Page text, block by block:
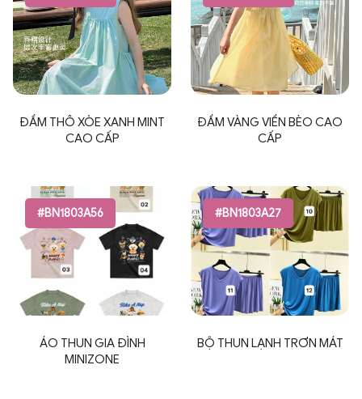
ĐẦM THÔ XÒE XANH MINT
CAO CẤP
ĐẦM VÀNG VIỀN BÈO CAO
CẤP
#BN1803A56
ÁO THUN GIA ĐÌNH
MINIZONE
#BN1803A27
BỘ THUN LẠNH TRƠN MÁT